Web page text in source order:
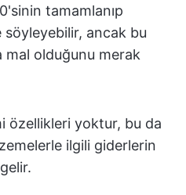
tamamlanıp
söyleyebilir, ancak bu
mal olduğunu merak
özellikleri yoktur, bu da
ilgili giderlerin